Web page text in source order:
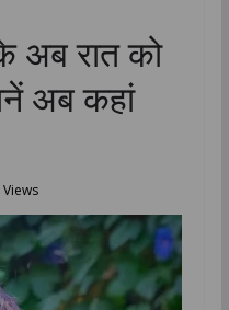
अब रात को
अब कहां